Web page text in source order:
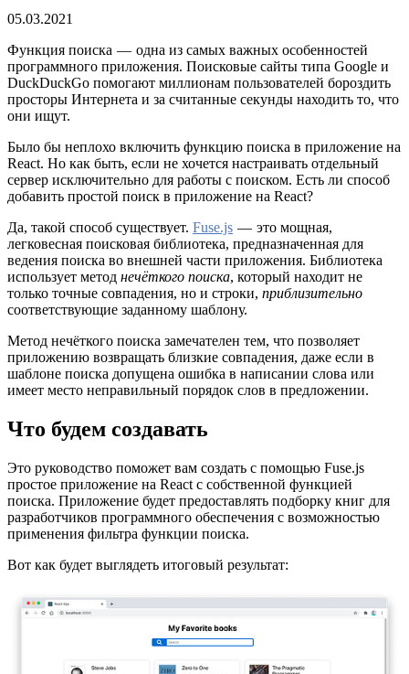
05.03.2021
Функция поиска — одна из самых важных особенностей
программного приложения. Поисковые сайты типа Google и
DuckDuckGo помогают миллионам пользователей бороздить
просторы Интернета и за считанные секунды находить то, что
они ищут.
Было бы неплохо включить функцию поиска в приложение на
React. Но как быть, если не хочется настраивать отдельный
сервер исключительно для работы с поиском. Есть ли способ
добавить простой поиск в приложение на React?
Да, такой способ существует. Fuse.js — это мощная,
легковесная поисковая библиотека, предназначенная для
ведения поиска во внешней части приложения. Библиотека
использует метод нечёткого поиска, который находит не
только точные совпадения, но и строки, приблизительно
соответствующие заданному шаблону.
Метод нечёткого поиска замечателен тем, что позволяет
приложению возвращать близкие совпадения, даже если в
шаблоне поиска допущена ошибка в написании слова или
имеет место неправильный порядок слов в предложении.
Что будем создавать
Это руководство поможет вам создать с помощью Fuse.js
простое приложение на React с собственной функцией
поиска. Приложение будет предоставлять подборку книг для
разработчиков программного обеспечения с возможностью
применения фильтра функции поиска.
Вот как будет выглядеть итоговый результат: